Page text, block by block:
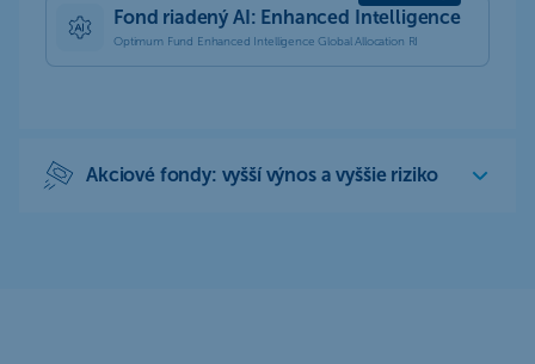
Fond riadený AI: Enhanced Intelligence
Optimum Fund Enhanced Intelligence Global Allocation RI
Akciové fondy: vyšší výnos a vyššie riziko